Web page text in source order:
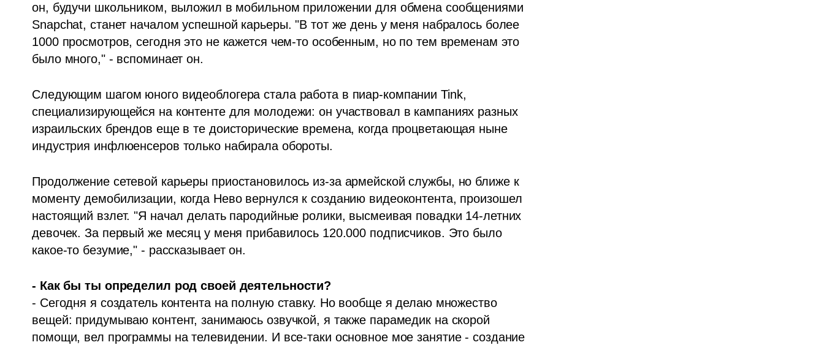
он, будучи школьником, выложил в мобильном приложении для обмена сообщениями
Snapchat, станет началом успешной карьеры. "В тот же день у меня набралось более
1000 просмотров, сегодня это не кажется чем-то особенным, но по тем временам это
было много," - вспоминает он.
Следующим шагом юного видеоблогера стала работа в пиар-компании Tink,
специализирующейся на контенте для молодежи: он участвовал в кампаниях разных
израильских брендов еще в те доисторические времена, когда процветающая ныне
индустрия инфлюенсеров только набирала обороты.
Продолжение сетевой карьеры приостановилось из-за армейской службы, но ближе к
моменту демобилизации, когда Нево вернулся к созданию видеоконтента, произошел
настоящий взлет. "Я начал делать пародийные ролики, высмеивая повадки 14-летних
девочек. За первый же месяц у меня прибавилось 120.000 подписчиков. Это было
какое-то безумие," - рассказывает он.
- Как бы ты определил род своей деятельности?
- Сегодня я создатель контента на полную ставку. Но вообще я делаю множество
вещей: придумываю контент, занимаюсь озвучкой, я также парамедик на скорой
помощи, вел программы на телевидении. И все-таки основное мое занятие - создание